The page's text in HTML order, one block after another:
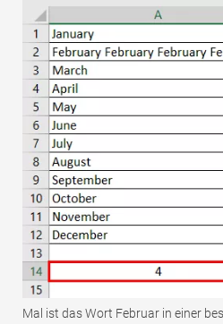
Mal ist das Wort Februar in einer